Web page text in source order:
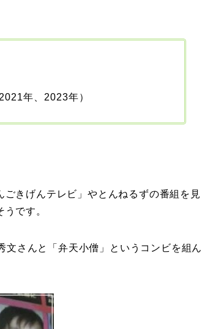
年、2023年）
きげんテレビ」やとんねるずの番組を見
うです。
さんと「弁天小僧」というコンビを組ん